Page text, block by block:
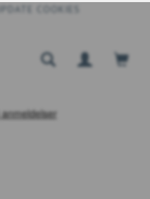
UPDATE COOKIES